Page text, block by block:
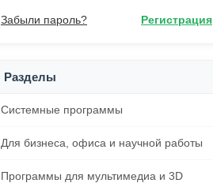
Забыли пароль? Регистрация
Разделы
Системные программы
Для бизнеса, офиса и научной работы
Программы для мультимедиа и 3D